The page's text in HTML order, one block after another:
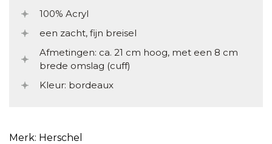
100% Acryl
een zacht, fijn breisel
Afmetingen: ca. 21 cm hoog, met een 8 cm
brede omslag (cuff)
Kleur: bordeaux
Merk: Herschel